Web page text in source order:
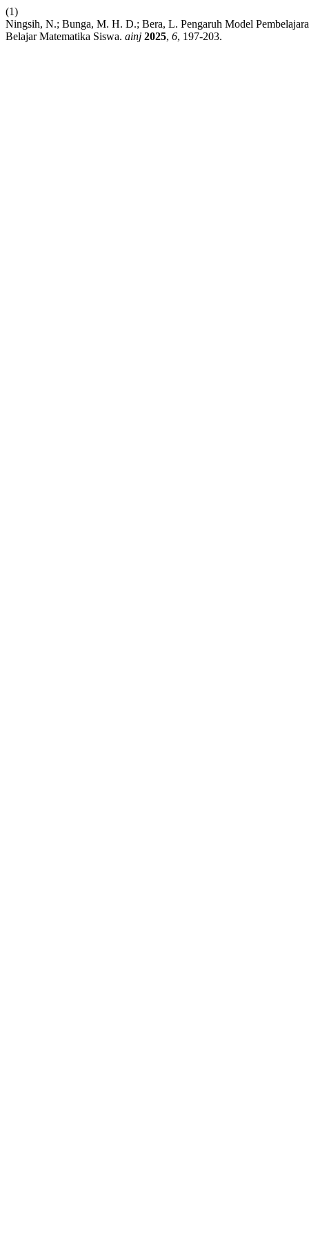
(1)
Ningsih, N.; Bunga, M. H. D.; Bera, L. Pengaruh Model
Belajar Matematika Siswa. ainj 2025, 6, 197-203.